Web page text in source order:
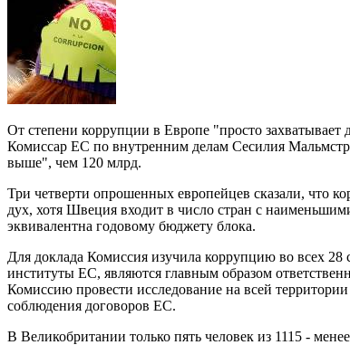
От степени коррупции в Европе "просто
Комиссар ЕС по внутренним делам Сесилия
выше", чем 120 млрд.
Три четверти опрошенных европейцев сказали, что
дух, хотя Швеция входит в число стран с
эквивалентна годовому бюджету блока.
Для доклада Комиссия изучила коррупцию во всех
институты ЕС, являются главным образом
Комиссию провести исследование на всей
соблюдения договоров ЕС.
В Великобритании только пять человек из 1115 -